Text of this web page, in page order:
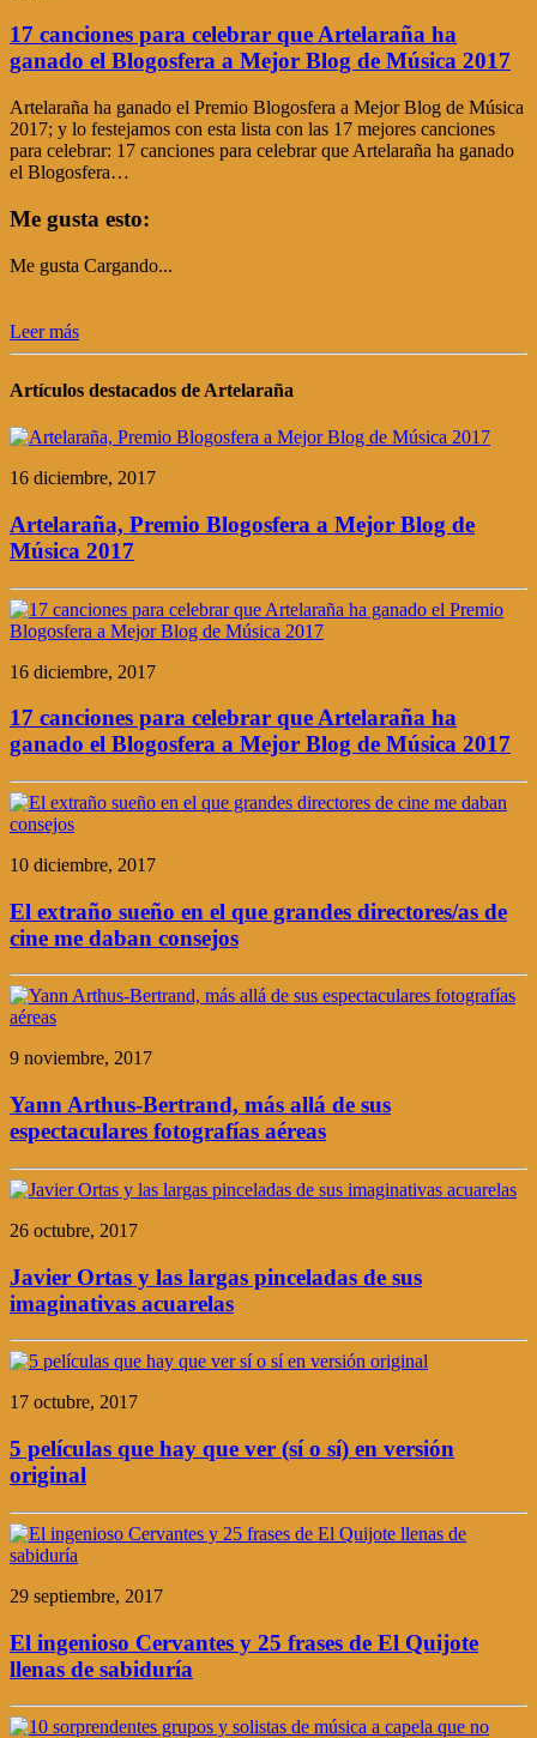
17 canciones para celebrar que Artelaraña ha
ganado el Blogosfera a Mejor Blog de Música 2017
Artelaraña ha ganado el Premio Blogosfera a Mejor Blog de Música
2017; y lo festejamos con esta lista con las 17 mejores canciones
para celebrar: 17 canciones para celebrar que Artelaraña ha ganado
el Blogosfera…
Me gusta esto:
Me gusta Cargando...
Leer más
Artículos destacados de Artelaraña
16 diciembre, 2017
Artelaraña, Premio Blogosfera a Mejor Blog de
Música 2017
16 diciembre, 2017
17 canciones para celebrar que Artelaraña ha
ganado el Blogosfera a Mejor Blog de Música 2017
10 diciembre, 2017
El extraño sueño en el que grandes directores/as de
cine me daban consejos
9 noviembre, 2017
Yann Arthus-Bertrand, más allá de sus
espectaculares fotografías aéreas
26 octubre, 2017
Javier Ortas y las largas pinceladas de sus
imaginativas acuarelas
17 octubre, 2017
5 películas que hay que ver (sí o sí) en versión
original
29 septiembre, 2017
El ingenioso Cervantes y 25 frases de El Quijote
llenas de sabiduría